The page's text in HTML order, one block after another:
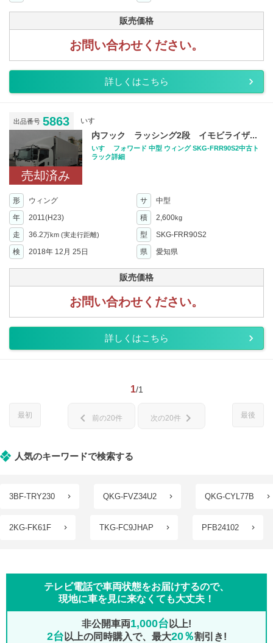
販売価格
お問い合わせください。
詳しくはこちら
出品番号 5863 いすゞ
売却済み
内フック ラッシング2段 イモビライザ...
いすゞ フォワード 中型 ウィング SKG-FRR90S2中古ト
ラック詳細
形 ウィング サ
中型
年
2011(H23) 積 2,600kg
走 36.2万km (実走行距離) 型
SKG-FRR90S2
検
2018年 12月 25日 県 愛知県
販売価格
お問い合わせください。
詳しくはこちら
1/1
最初 最後
chevron_left 前の20件 次の20件 chevron_right
人気のキーワードで検索する
3BF-TRY230 QKG-FVZ34U2 QKG-CYL77B
2KG-FK61F TKG-FC9JHAP PFB24102
テレビ電話で車両状態をお届けするので、
現地に車を見に来なくても大丈夫！
非公開車両1,000台 以上!
2台 以上の同時購入で、最大20％割引き!